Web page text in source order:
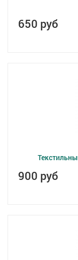
650 руб
900 руб